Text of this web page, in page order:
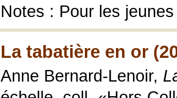
Notes : Pour les jeunes
La tabatière en or
Anne Bernard-Lenoir,